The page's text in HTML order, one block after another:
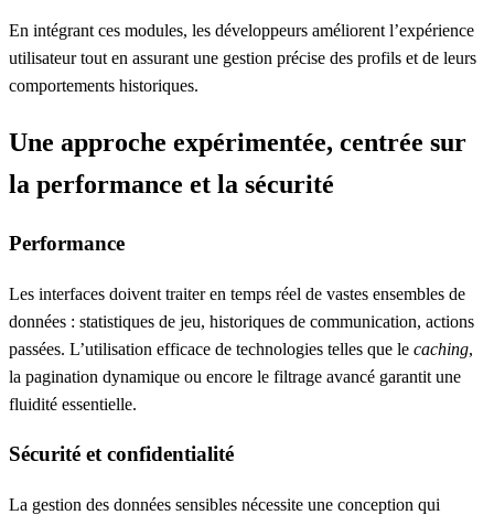
En intégrant ces modules, les développeurs améliorent l’expérience
utilisateur tout en assurant une gestion précise des profils et de leurs
comportements historiques.
Une approche expérimentée, centrée sur
la performance et la sécurité
Performance
Les interfaces doivent traiter en temps réel de vastes ensembles de
données : statistiques de jeu, historiques de communication, actions
passées. L’utilisation efficace de technologies telles que le caching,
la pagination dynamique ou encore le filtrage avancé garantit une
fluidité essentielle.
Sécurité et confidentialité
La gestion des données sensibles nécessite une conception qui